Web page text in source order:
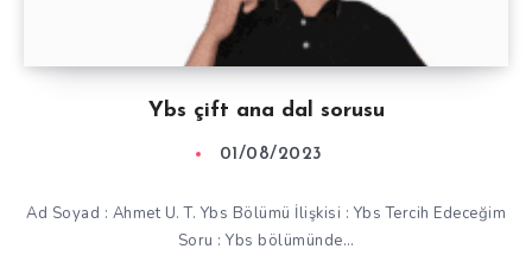
Ybs çift ana dal sorusu
01/08/2023
Ad Soyad : Ahmet U. T. Ybs Bölümü İlişkisi : Ybs Tercih Edeceğim
Soru : Ybs bölümünde…